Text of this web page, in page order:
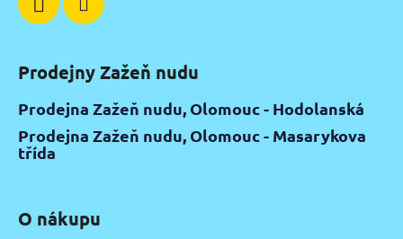
Prodejny Zažeň nudu
Prodejna Zažeň nudu, Olomouc - Hodolanská
Prodejna Zažeň nudu, Olomouc - Masarykova
třída
O nákupu